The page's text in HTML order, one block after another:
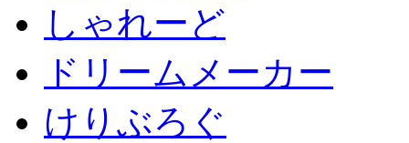
しゃれーど
ドリームメーカー
けりぶろぐ